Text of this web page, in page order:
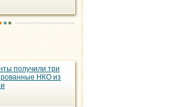
получили три
НКО из